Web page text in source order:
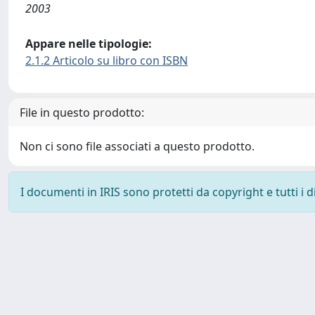
2003
Appare nelle tipologie:
2.1.2 Articolo su libro con ISBN
File in questo prodotto:
Non ci sono file associati a questo prodotto.
I documenti in IRIS sono protetti da copyright e tutti i